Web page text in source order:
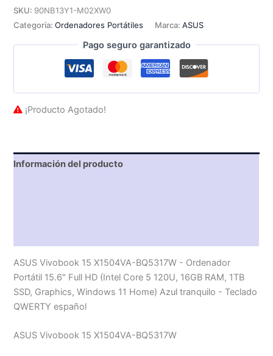
SKU: 90NB13Y1-M02XW0
Categoría:Ordenadores Portátiles Marca:ASUS
Pago seguro garantizado
¡Producto Agotado!
Información del producto
ASUS Vivobook 15 X1504VA-BQ5317W - Ordenador
Portátil 15.6" Full HD (Intel Core 5 120U, 16GB RAM, 1TB
SSD, Graphics, Windows 11 Home) Azul tranquilo - Teclado
QWERTY español
ASUS Vivobook 15 X1504VA-BQ5317W